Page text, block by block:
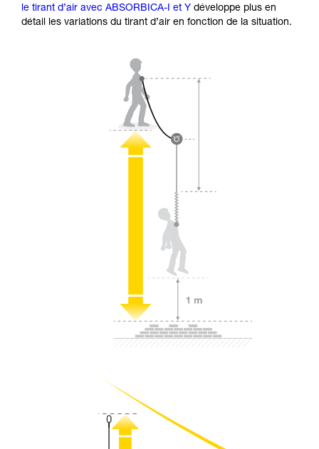
le tirant d’air avec ABSORBICA-I et Y développe plus en
détail les variations du tirant d’air en fonction de la situation.